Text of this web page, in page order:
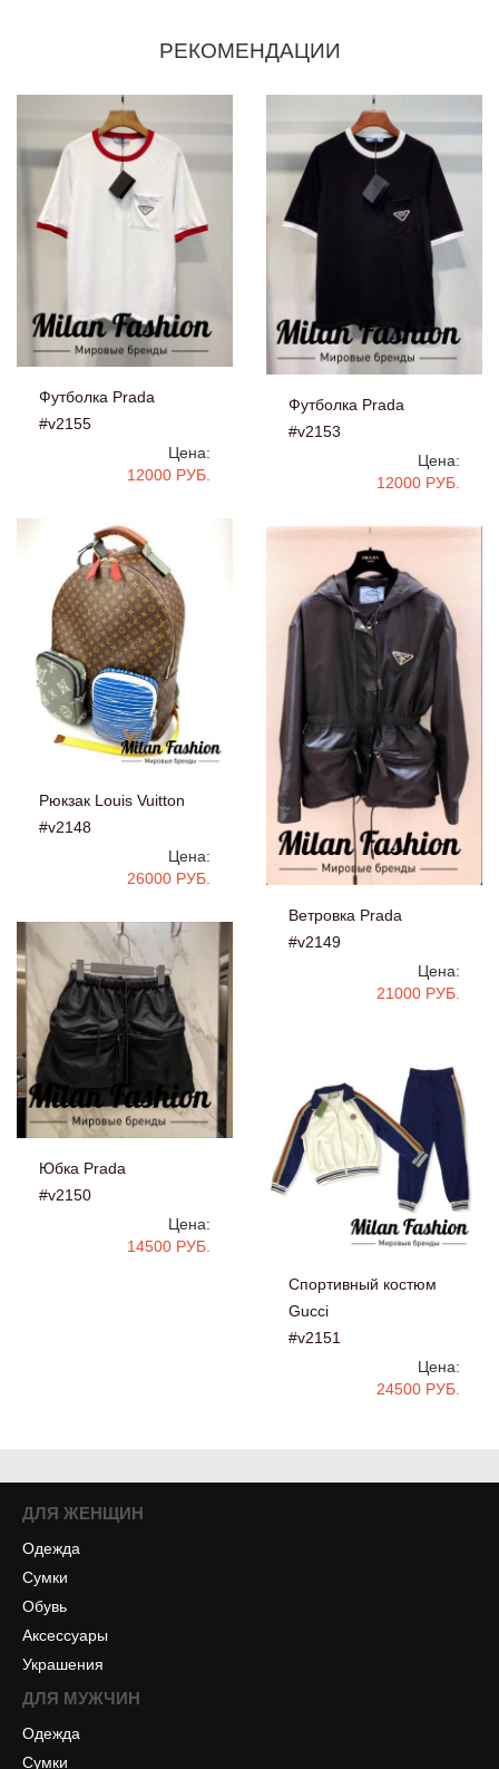
РЕКОМЕНДАЦИИ
Футболка Prada
#v2155
Цена:
12000 РУБ.
Футболка Prada
#v2153
Цена:
12000 РУБ.
Рюкзак Louis Vuitton
#v2148
Цена:
26000 РУБ.
Ветровка Prada
#v2149
Цена:
21000 РУБ.
Юбка Prada
#v2150
Цена:
14500 РУБ.
Спортивный костюм
Gucci
#v2151
Цена:
24500 РУБ.
ДЛЯ ЖЕНЩИН
Одежда
Сумки
Обувь
Аксессуары
Украшения
ДЛЯ МУЖЧИН
Одежда
Сумки